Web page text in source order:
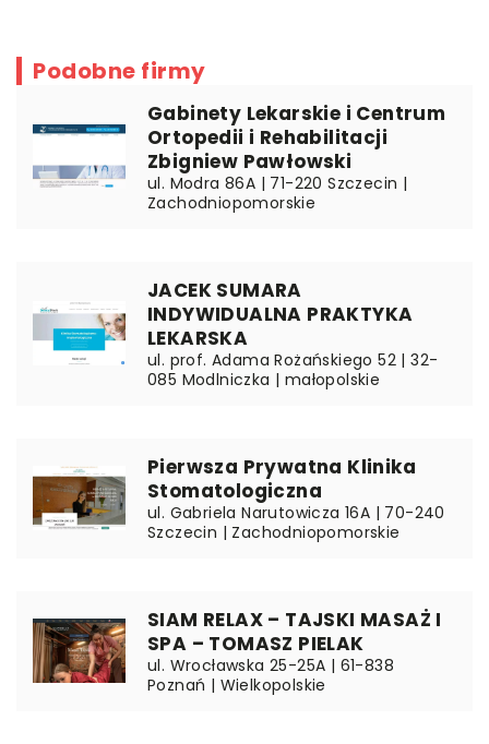
Podobne firmy
Gabinety Lekarskie i Centrum
Ortopedii i Rehabilitacji
Zbigniew Pawłowski
ul. Modra 86A | 71-220 Szczecin |
Zachodniopomorskie
JACEK SUMARA
INDYWIDUALNA PRAKTYKA
LEKARSKA
ul. prof. Adama Rożańskiego 52 | 32-
085 Modlniczka | małopolskie
Pierwsza Prywatna Klinika
Stomatologiczna
ul. Gabriela Narutowicza 16A | 70-240
Szczecin | Zachodniopomorskie
SIAM RELAX – TAJSKI MASAŻ I
SPA – TOMASZ PIELAK
ul. Wrocławska 25-25A | 61-838
Poznań | Wielkopolskie